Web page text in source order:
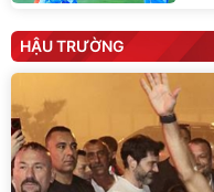
HẬU TRƯỜNG